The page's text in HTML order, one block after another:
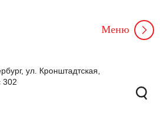
ул. Кронштадтская,
302
Меню